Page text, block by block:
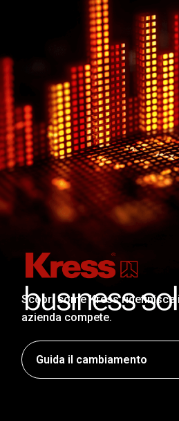
Scopri come Kress ridefinisce
azienda compete.
Guida il cambiamento